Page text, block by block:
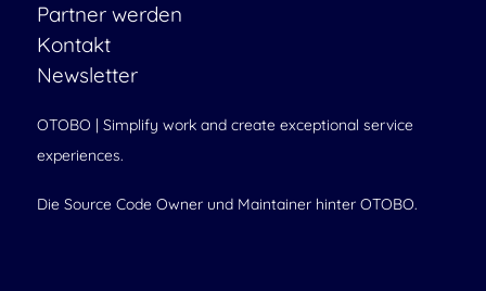
Partner werden
Kontakt
Newsletter
OTOBO | Simplify work and create exceptional service
experiences.
Die Source Code Owner und Maintainer hinter OTOBO.